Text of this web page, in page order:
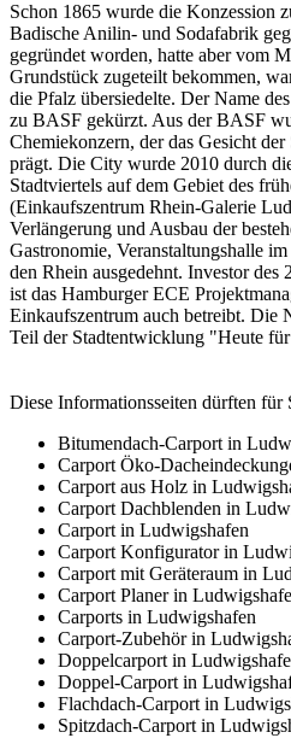
Schon 1865 wurde die Konzession
Badische Anilin- und Sodafabrik
gegründet worden, hatte aber vom
Grundstück zugeteilt bekommen,
die Pfalz übersiedelte. Der Name
zu BASF gekürzt. Aus der BASF
Chemiekonzern, der das Gesicht
prägt. Die City wurde 2010 durch
Stadtviertels auf dem Gebiet des
(Einkaufszentrum Rhein-Galerie
Verlängerung und Ausbau der
Gastronomie, Veranstaltungshalle
den Rhein ausgedehnt. Investor
ist das Hamburger ECE
Einkaufszentrum auch betreibt. Die
Teil der Stadtentwicklung "Heute
Diese Informationsseiten dürften für
Bitumendach-Carport in
Carport Öko-
Carport aus Holz in
Carport Dachblenden in
Carport in Ludwigshafen
Carport Konfigurator in
Carport mit Geräteraum in
Carport Planer in
Carports in Ludwigshafen
Carport-Zubehör in
Doppelcarport in
Doppel-Carport in
Flachdach-Carport in
Spitzdach-Carport in